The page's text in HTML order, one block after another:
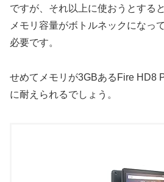
ですが、それ以上に使おうとする
メモリ容量がボトルネックになっ
必要です。
せめてメモリが3GBあるFire HD8
に耐えられるでしょう。